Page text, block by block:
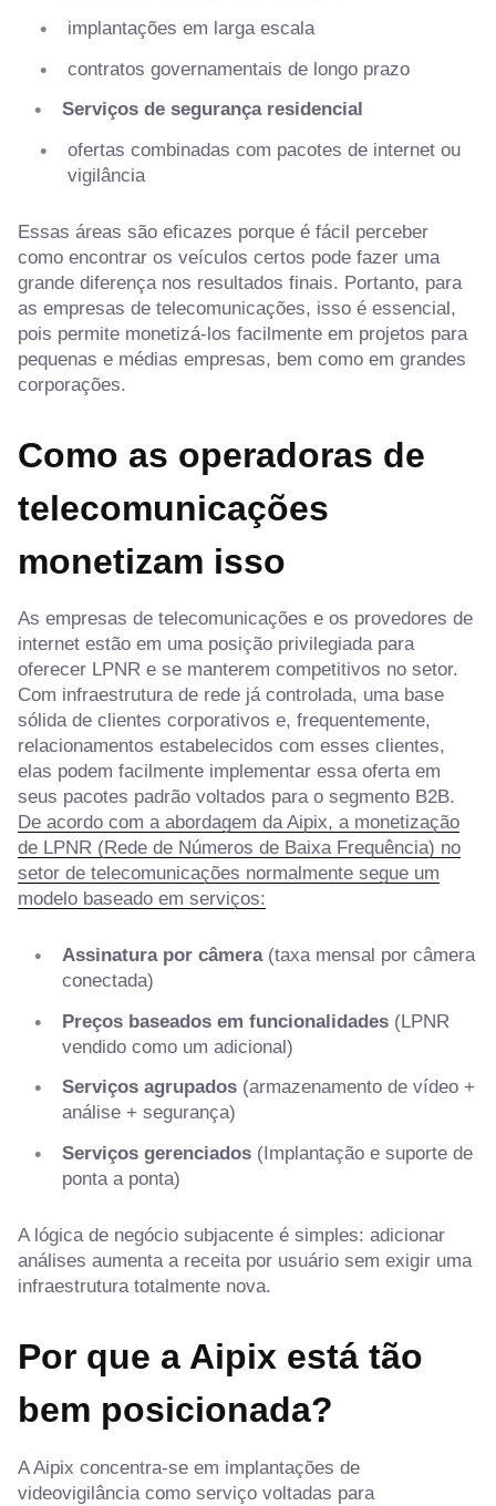
implantações em larga escala
contratos governamentais de longo prazo
Serviços de segurança residencial
ofertas combinadas com pacotes de internet ou
vigilância
Essas áreas são eficazes porque é fácil perceber
como encontrar os veículos certos pode fazer uma
grande diferença nos resultados finais. Portanto, para
as empresas de telecomunicações, isso é essencial,
pois permite monetizá-los facilmente em projetos para
pequenas e médias empresas, bem como em grandes
corporações.
Como as operadoras de
telecomunicações
monetizam isso
As empresas de telecomunicações e os provedores de
internet estão em uma posição privilegiada para
oferecer LPNR e se manterem competitivos no setor.
Com infraestrutura de rede já controlada, uma base
sólida de clientes corporativos e, frequentemente,
relacionamentos estabelecidos com esses clientes,
elas podem facilmente implementar essa oferta em
seus pacotes padrão voltados para o segmento B2B.
De acordo com a abordagem da Aipix, a monetização
de LPNR (Rede de Números de Baixa Frequência) no
setor de telecomunicações normalmente segue um
modelo baseado em serviços:
Assinatura por câmera(taxa mensal por câmera
conectada)
Preços baseados em funcionalidades (LPNR
vendido como um adicional)
Serviços agrupados (armazenamento de vídeo +
análise + segurança)
Serviços gerenciados (Implantação e suporte de
ponta a ponta)
A lógica de negócio subjacente é simples: adicionar
análises aumenta a receita por usuário sem exigir uma
infraestrutura totalmente nova.
Por que a Aipix está tão
bem posicionada?
A Aipix concentra-se em implantações de
videovigilância como serviço voltadas para